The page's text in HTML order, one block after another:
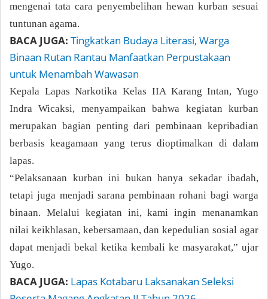
mengenai tata cara penyembelihan hewan kurban sesuai
tuntunan agama.
BACA JUGA: Tingkatkan Budaya Literasi, Warga
Binaan Rutan Rantau Manfaatkan Perpustakaan
untuk Menambah Wawasan
Kepala Lapas Narkotika Kelas IIA Karang Intan, Yugo
Indra Wicaksi, menyampaikan bahwa kegiatan kurban
merupakan bagian penting dari pembinaan kepribadian
berbasis keagamaan yang terus dioptimalkan di dalam
lapas.
“Pelaksanaan kurban ini bukan hanya sekadar ibadah,
tetapi juga menjadi sarana pembinaan rohani bagi warga
binaan. Melalui kegiatan ini, kami ingin menanamkan
nilai keikhlasan, kebersamaan, dan kepedulian sosial agar
dapat menjadi bekal ketika kembali ke masyarakat,” ujar
Yugo.
BACA JUGA: Lapas Kotabaru Laksanakan Seleksi